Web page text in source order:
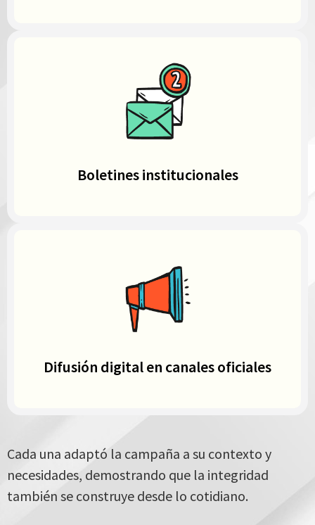
Boletines institucionales
Difusión digital en canales oficiales
Cada una adaptó la campaña a su contexto y
necesidades, demostrando que la integridad
también se construye desde lo cotidiano.